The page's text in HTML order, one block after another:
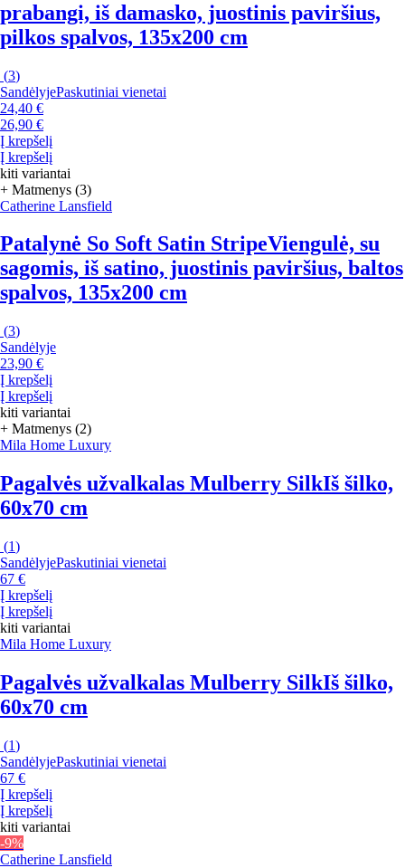
prabangi, iš damasko, juostinis paviršius,
pilkos spalvos, 135x200 cm
(3)
SandėlyjePaskutiniai vienetai
24,40 €
26,90 €
Į krepšelį
Į krepšelį
kiti variantai
+ Matmenys (3)
Catherine Lansfield
Patalynė So Soft Satin StripeViengulė, su
sagomis, iš satino, juostinis paviršius, baltos
spalvos, 135x200 cm
(3)
Sandėlyje
23,90 €
Į krepšelį
Į krepšelį
kiti variantai
+ Matmenys (2)
Mila Home Luxury
Pagalvės užvalkalas Mulberry SilkIš šilko,
60x70 cm
(1)
SandėlyjePaskutiniai vienetai
67 €
Į krepšelį
Į krepšelį
kiti variantai
Mila Home Luxury
Pagalvės užvalkalas Mulberry SilkIš šilko,
60x70 cm
(1)
SandėlyjePaskutiniai vienetai
67 €
Į krepšelį
Į krepšelį
kiti variantai
-9%
Catherine Lansfield